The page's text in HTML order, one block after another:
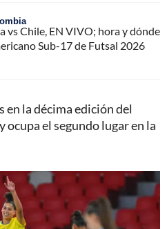
vs Chile, EN VIVO; hora y dónde
Sub-17 de Futsal 2026
la décima edición del
el segundo lugar en la